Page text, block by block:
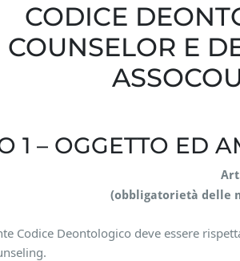
CODICE
COUNSELOR E
1 – OGGETTO ED
(obbligatorietà delle
Codice Deontologico deve essere